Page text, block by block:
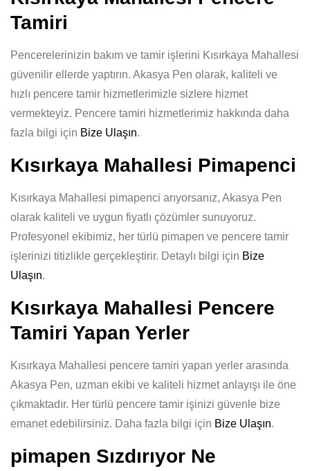
Tamiri
Pencerelerinizin bakım ve tamir işlerini Kısırkaya Mahallesi
güvenilir ellerde yaptırın. Akasya Pen olarak, kaliteli ve
hızlı pencere tamir hizmetlerimizle sizlere hizmet
vermekteyiz. Pencere tamiri hizmetlerimiz hakkında daha
fazla bilgi için Bize Ulaşın.
Kısırkaya Mahallesi Pimapenci
Kısırkaya Mahallesi pimapenci arıyorsanız, Akasya Pen
olarak kaliteli ve uygun fiyatlı çözümler sunuyoruz.
Profesyonel ekibimiz, her türlü pimapen ve pencere tamir
işlerinizi titizlikle gerçekleştirir. Detaylı bilgi için Bize
Ulaşın.
Kısırkaya Mahallesi Pencere
Tamiri Yapan Yerler
Kısırkaya Mahallesi pencere tamiri yapan yerler arasında
Akasya Pen, uzman ekibi ve kaliteli hizmet anlayışı ile öne
çıkmaktadır. Her türlü pencere tamir işinizi güvenle bize
emanet edebilirsiniz. Daha fazla bilgi için Bize Ulaşın.
pimapen Sızdırıyor Ne